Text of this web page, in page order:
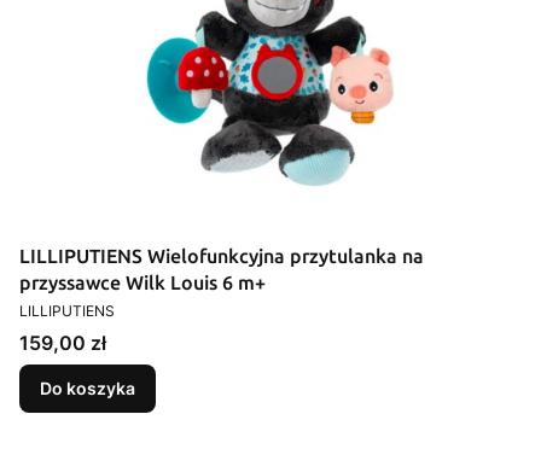
LILLIPUTIENS Wielofunkcyjna przytulanka na
przyssawce Wilk Louis 6 m+
PRODUCENT
LILLIPUTIENS
Cena
159,00 zł
Do koszyka